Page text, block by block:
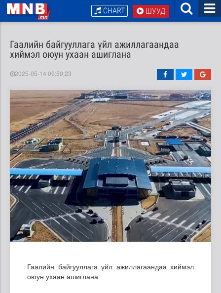
ШУУД
CHART
Гаалийн байгууллага үйл ажиллагаандаа
хиймэл оюун ухаан ашиглана
2025-05-14 09:50:23
Гаалийн байгууллага үйл ажиллагаандаа хиймэл
оюун ухаан ашиглана